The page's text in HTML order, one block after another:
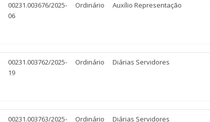
00231.003676/2025-
06
Ordinário Auxílio Representação
00231.003762/2025-
19
Ordinário Diárias Servidores
00231.003763/2025-
Ordinário Diárias Servidores